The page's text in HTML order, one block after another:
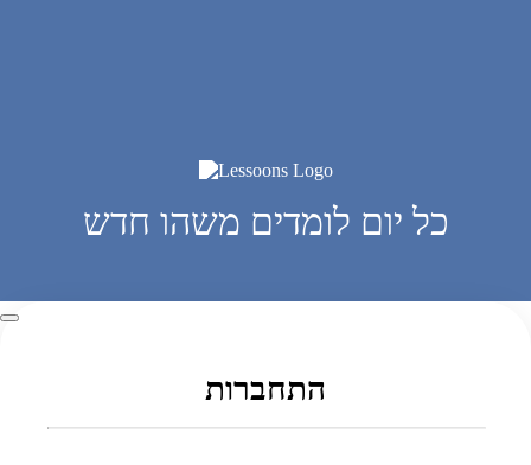
כל יום לומדים משהו חדש
התחברות